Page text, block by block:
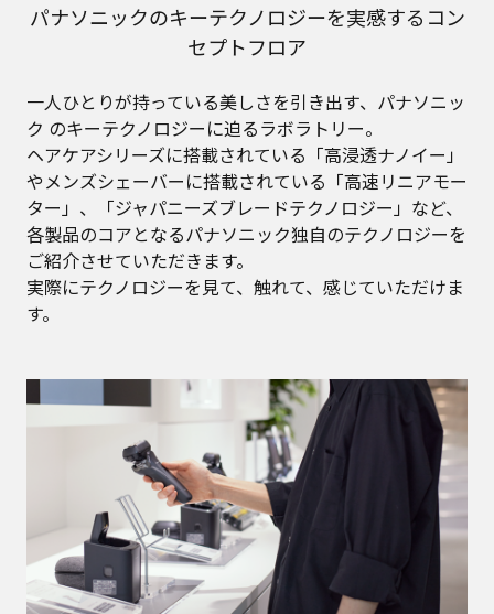
パナソニックのキーテクノロジーを実感するコン
セプトフロア
一人ひとりが持っている美しさを引き出す、パナソニッ
ク のキーテクノロジーに迫るラボラトリー。
ヘアケアシリーズに搭載されている「高浸透ナノイー」
やメンズシェーバーに搭載されている「高速リニアモー
ター」、「ジャパニーズブレードテクノロジー」など、
各製品のコアとなるパナソニック独自のテクノロジーを
ご紹介させていただきます。
実際にテクノロジーを見て、触れて、感じていただけま
す。